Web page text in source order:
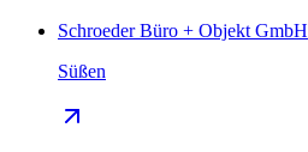
Schroeder Büro + Objekt GmbH
Süßen